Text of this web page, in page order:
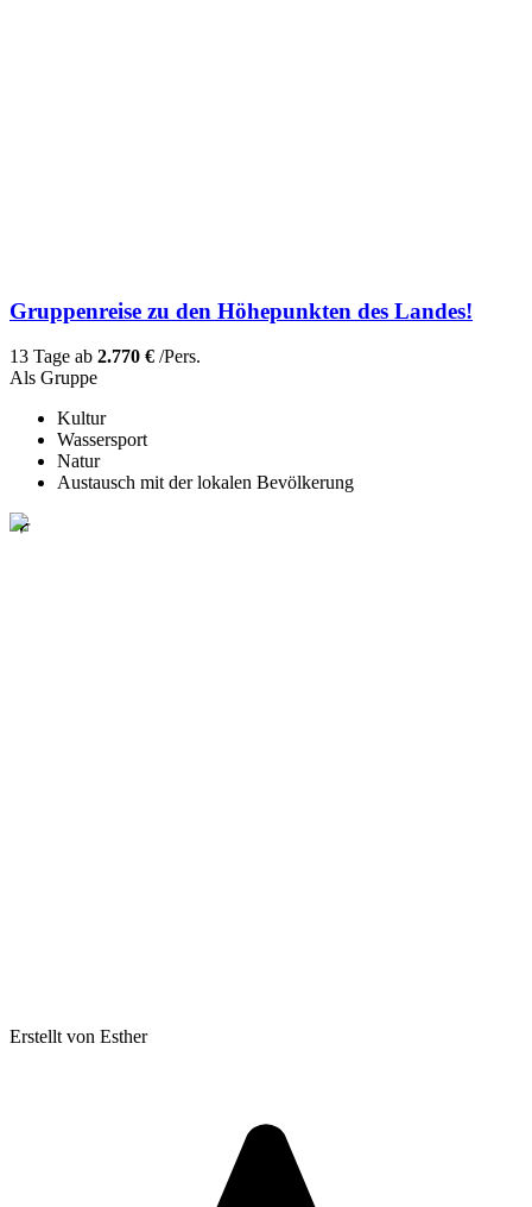
Gruppenreise zu den Höhepunkten des Landes!
13 Tage ab 2.770 € /Pers.
Als Gruppe
Kultur
Wassersport
Natur
Austausch mit der lokalen Bevölkerung
Erstellt von Esther